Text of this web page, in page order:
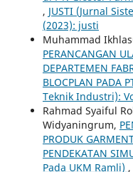
, JUSTI (Jurnal
(2023): justi
Muhammad
PERANCANGAN
DEPARTEMEN
BLOCPLAN PADA
Teknik Industri):
Rahmad Syaiful
Widyaningrum,
PRODUK
PENDEKATAN
Pada UKM Ramli) ,